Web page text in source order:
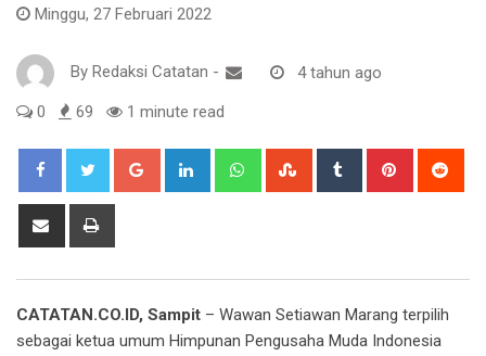
Minggu, 27 Februari 2022
By Redaksi Catatan - 4 tahun ago
0 69 1 minute read
Google+ LinkedIn WhatsappStumbleUpon
Tumblr Pinterest
Share
CATATAN.CO.ID, Sampit – Wawan Setiawan Marang terpilih
sebagai ketua umum Himpunan Pengusaha Muda Indonesia